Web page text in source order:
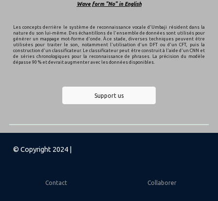
Wave form "No" in English
Les concepts derrière le système de reconnaissance vocale d'Umbaji résident dans la
nature du son lui-même. Des échantillons de l'ensemble de données sont utilisés pour
générer un mappage mot-forme d'onde. À ce stade, diverses techniques peuvent être
utilisées pour traiter le son, notamment l'utilisation d'un DFT ou d'un CFT, puis la
construction d'un classificateur. Le classificateur peut être construit à l'aide d'un CNN et
de séries chronologiques pour la reconnaissance de phrases. La précision du modèle
dépasse 90 % et devrait augmenter avec les données disponibles.
Support us
© Copyright 2024 |
Contact Collaborer